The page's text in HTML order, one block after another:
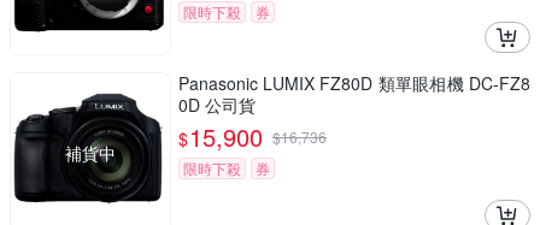
限時下殺
券
補貨中
Panasonic LUMIX FZ80D 類單眼相機 DC-FZ8
0D 公司貨
$15,900 $16,736
限時下殺
券